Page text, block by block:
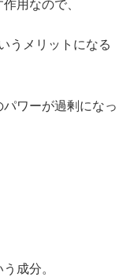
用なので、
うメリットになる
ワーが過剰になっ
成分。